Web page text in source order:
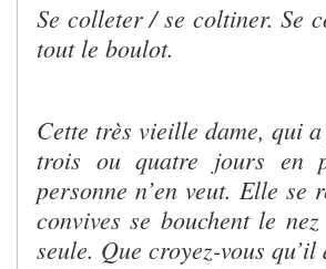
Se colleter / se coltiner. Se
tout le boulot.
Cette très vieille dame, qui
trois ou quatre jours en
personne n’en veut. Elle
convives se bouchent le
seule. Que croyez-vous